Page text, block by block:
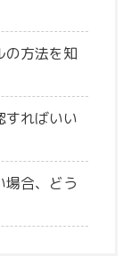
の方法を知
すればいい
場合、どう